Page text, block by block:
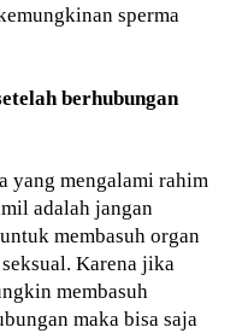
sperma
berhubungan
yang mengalami rahim
adalah jangan
membasuh organ
Karena jika
membasuh
maka bisa saja